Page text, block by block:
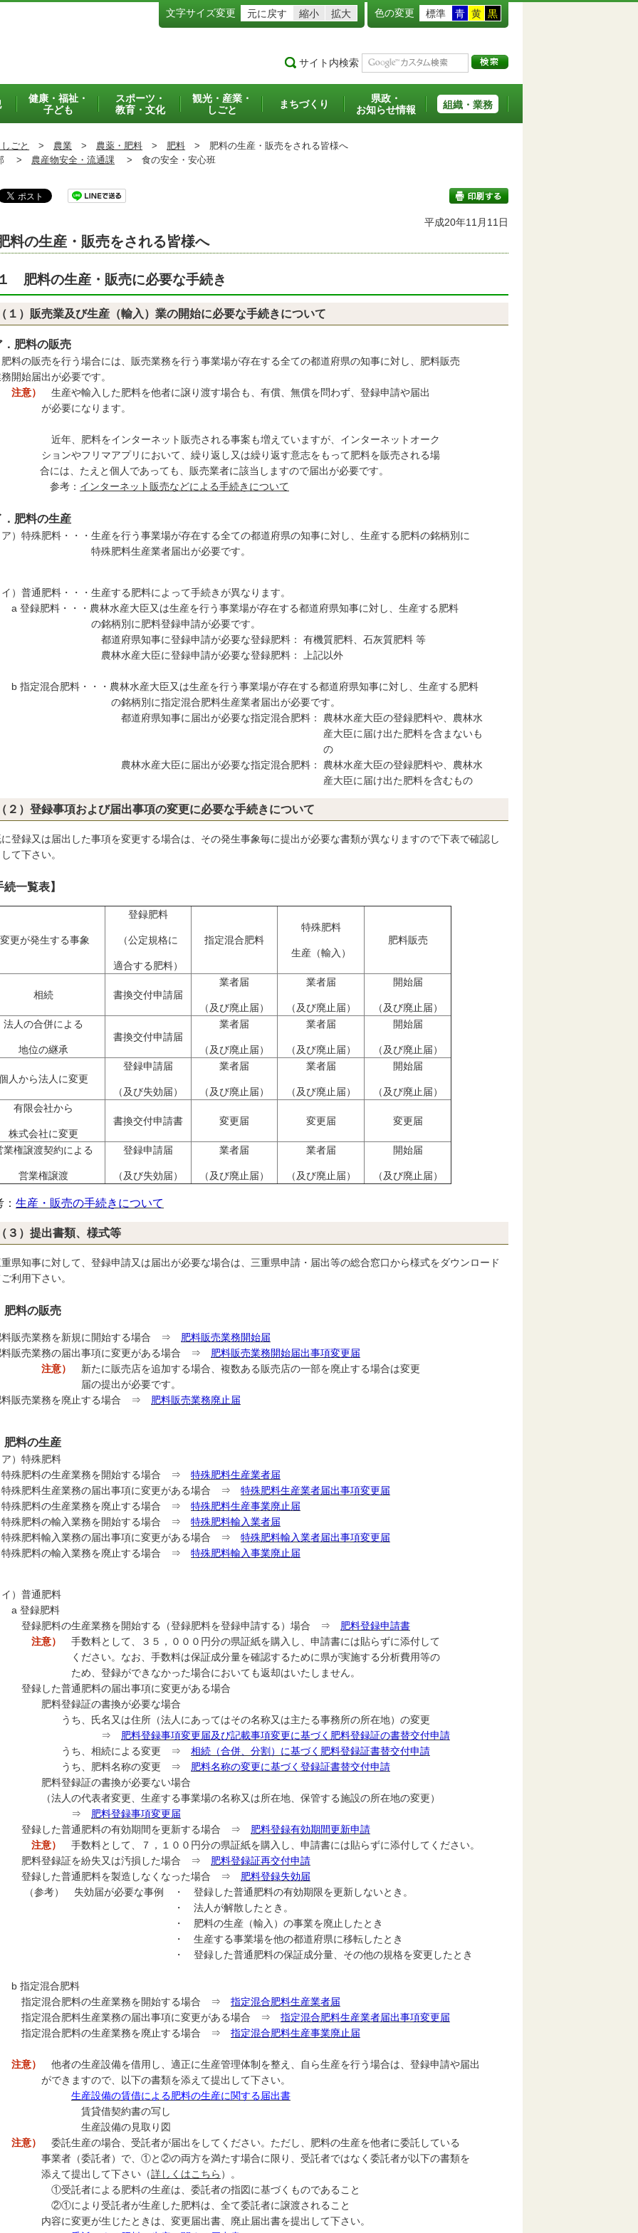
文字サイズ変更 元に戻す 縮小 拡大 色の変更 標準 青 黄 黒
サイト内検索
健康・福祉・
子ども
スポーツ・
教育・文化
観光・産業・
しごと
まちづくり
県政・
お知らせ情報
組織・業務
ごと > 農業 > 農薬・肥料 > 肥料 > 肥料の生産・販売をされる皆様へ
>
農産物安全・流通課 > 食の安全・安心班
印刷する
平成20年11月11日
料の生産・販売をされる皆様へ
肥料の生産・販売に必要な手続き
１）販売業及び生産（輸入）業の開始に必要な手続きについて
．肥料の販売
の販売を行う場合には、販売業務を行う事業場が存在する全ての都道府県の知事に対し、肥料販売
開始届出が必要です。
）
生産や輸入した肥料を他者に譲り渡す場合も、有償、無償を問わず、登録申請や届出
要になります。
、肥料をインターネット販売される事案も増えていますが、インターネットオーク
ンやフリマアプリにおいて、繰り返し又は繰り返す意志をもって肥料を販売される場
は、たえと個人であっても、販売業者に該当しますので届出が必要です。
考： インターネット販売などによる手続きについて
． 肥料の生産
特殊肥料・・・生産を行う事業場が存在する全ての都道府県の知事に対し、生産する肥料の銘柄別に
殊肥料生産業者届出が必要です。
普通肥料・・・生産する肥料によって手続きが異なります。
肥料・・・農林水産大臣又は生産を行う事業場が存在する都道府県知事に対し、生産する肥料
柄別に肥料登録申請が必要です。
府県知事に登録申請が必要な登録肥料： 有機質肥料、石灰質肥料 等
水産大臣に登録申請が必要な登録肥料： 上記以外
混合肥料・・・農林水産大臣又は生産を行う事業場が存在する都道府県知事に対し、生産する肥料
柄別に指定混合肥料生産業者届出が必要です。
府県知事に届出が必要な指定混合肥料： 農林水産大臣の登録肥料や、農林水
大臣に届け出た肥料を含まないも
水産大臣に届出が必要な指定混合肥料： 農林水産大臣の登録肥料や、農林水
大臣に届け出た肥料を含むもの
２）登録事項および届出事項の変更に必要な手続きについて
録又は届出した事項を変更する場合は、その発生事象毎に提出が必要な書類が異なりますので下表で確認し
て下さい。
続一覧表】
更が発生する事象
登録肥料
（公定規格に
適合する肥料）
指定混合肥料
特殊肥料
生産（輸入）
肥料販売
相続 書換交付申請届
業者届
（及び廃止届）
業者届
（及び廃止届）
開始届
（及び廃止届）
法人の合併による
地位の継承
書換交付申請届
業者届
（及び廃止届）
業者届
（及び廃止届）
開始届
（及び廃止届）
人から法人に変更
登録申請届
（及び失効届）
業者届
（及び廃止届）
業者届
（及び廃止届）
開始届
（及び廃止届）
有限会社から
株式会社に変更
書換交付申請書 変更届 変更届 変更届
業権譲渡契約による
営業権譲渡
登録申請届
（及び失効届）
業者届
（及び廃止届）
業者届
（及び廃止届）
開始届
（及び廃止届）
生産・販売の手続きについて
３）提出書類、様式等
知事に対して、登録申請又は届出が必要な場合は、三重県申請・届出等の総合窓口から様式をダウンロード
利用下さい。
肥料の販売
販売業務を新規に開始する場合 ⇒ 肥料販売業務開始届
販売業務の届出事項に変更がある場合 ⇒ 肥料販売業務開始届出事項変更届
注意） 新たに販売店を追加する場合、複数ある販売店の一部を廃止する場合は変更
提出が必要です。
販売業務を廃止する場合 ⇒ 肥料販売業務廃止届
肥料の生産
）特殊肥料
肥料の生産業務を開始する場合 ⇒ 特殊肥料生産業者届
肥料生産業務の届出事項に変更がある場合 ⇒ 特殊肥料生産業者届出事項変更届
肥料の生産業務を廃止する場合 ⇒ 特殊肥料生産事業廃止届
肥料の輸入業務を開始する場合 ⇒ 特殊肥料輸入業者届
肥料輸入業務の届出事項に変更がある場合 ⇒ 特殊肥料輸入業者届出事項変更届
肥料の輸入業務を廃止する場合 ⇒ 特殊肥料輸入事業廃止届
）普通肥料
録肥料
肥料の生産業務を開始する（登録肥料を登録申請する）場合 ⇒ 肥料登録申請書
注意）
手数料として、３５，０００円分の県証紙を購入し、申請書には貼らずに添付して
さい。なお、手数料は保証成分量を確認するために県が実施する分析費用等の
、登録ができなかった場合においても返却はいたしません。
した普通肥料の届出事項に変更がある場合
登録証の書換が必要な場合
、氏名又は住所（法人にあってはその名称又は主たる事務所の所在地）の変更
肥料登録事項変更届及び記載事項変更に基づく肥料登録証の書替交付申請
、相続による変更 ⇒ 相続（合併、分割）に基づく肥料登録証書替交付申請
、肥料名称の変更 ⇒ 肥料名称の変更に基づく登録証書替交付申請
登録証の書換が必要ない場合
人の代表者変更、生産する事業場の名称又は所在地、保管する施設の所在地の変更）
肥料登録事項変更届
した普通肥料の有効期間を更新する場合 ⇒ 肥料登録有効期間更新申請
注意）
手数料として、７，１００円分の県証紙を購入し、申請書には貼らずに添付してください。
登録証を紛失又は汚損した場合 ⇒ 肥料登録証再交付申請
した普通肥料を製造しなくなった場合 ⇒ 肥料登録失効届
考） 失効届が必要な事例 ・ 登録した普通肥料の有効期限を更新しないとき。
法人が解散したとき。
肥料の生産（輸入）の事業を廃止したとき
生産する事業場を他の都道府県に移転したとき
登録した普通肥料の保証成分量、その他の規格を変更したとき
定混合肥料
混合肥料の生産業務を開始する場合 ⇒ 指定混合肥料生産業者届
混合肥料生産業務の届出事項に変更がある場合 ⇒ 指定混合肥料生産業者届出事項変更届
混合肥料の生産業務を廃止する場合 ⇒ 指定混合肥料生産事業廃止届
注意）
他者の生産設備を借用し、適正に生産管理体制を整え、自ら生産を行う場合は、登録申請や届出
きますので、以下の書類を添えて提出して下さい。
生産設備の賃借による肥料の生産に関する届出書
貸借契約書の写し
産設備の見取り図
注意）
委託生産の場合、受託者が届出をしてください。ただし、肥料の生産を他者に委託している
者（委託者）で、①と②の両方を満たす場合に限り、受託者ではなく委託者が以下の書類を
て提出して下さい（詳しくはこちら ）。
者による肥料の生産は、委託者の指図に基づくものであること
より受託者が生産した肥料は、全て委託者に譲渡されること
に変更が生じたときは、変更届出書、廃止届出書を提出して下さい。